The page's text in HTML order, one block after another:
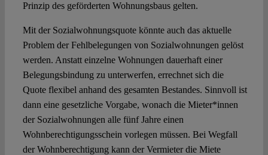
Prinzip des geförderten Wohnungsbaus gelten.
Mit der Sozialwohnungsquote könnte auch das aktuelle
Problem der Fehlbelegungen von Sozialwohnungen gelöst
werden. Anstatt einzelne Wohnungen dauerhaft einer
Belegungsbindung zu unterwerfen, errechnet sich die
Quote flexibel anhand des gesamten Bestandes. Sinnvoll ist
dann eine gesetzliche Vorgabe, wonach die Mieter*innen
der Sozialwohnungen alle fünf Jahre einen
Wohnberechtigungsschein vorlegen müssen. Bei Wegfall
der Wohnberechtigung kann der Vermieter die Miete